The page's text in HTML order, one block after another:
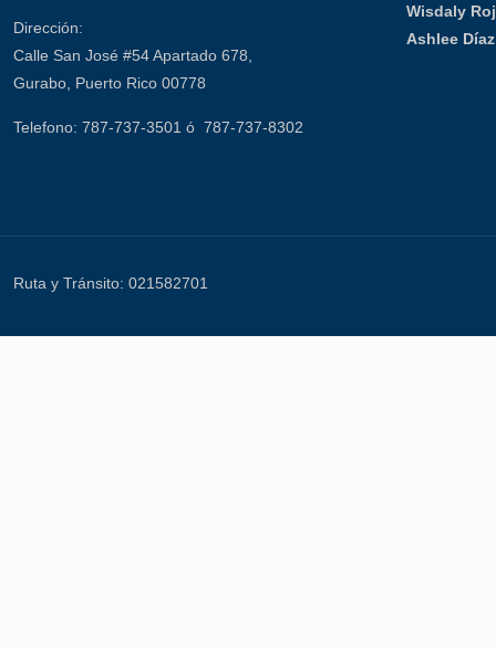
Dirección:
Calle San José #54 Apartado 678,
Gurabo, Puerto Rico 00778
Telefono: 787-737-3501 ó 787-737-8302
Wisdaly
Ashlee
Ruta y Tránsito: 021582701